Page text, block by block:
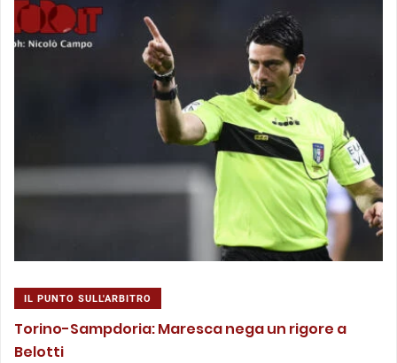
IL PUNTO SULL'ARBITRO
Torino-Sampdoria: Maresca nega un rigore a
Belotti